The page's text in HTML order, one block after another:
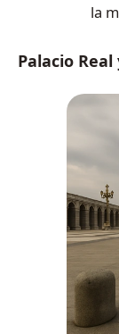
la
Palacio